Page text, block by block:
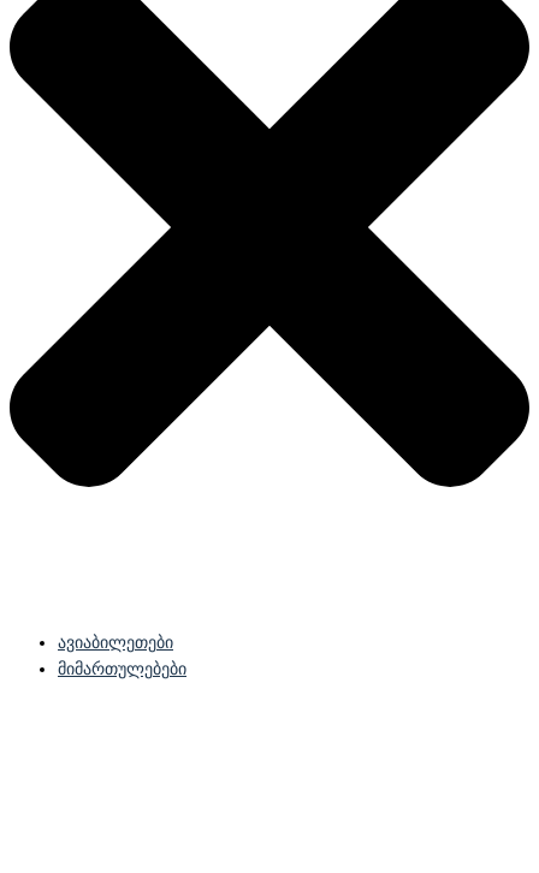
ავიაბილეთები
მიმართულებები